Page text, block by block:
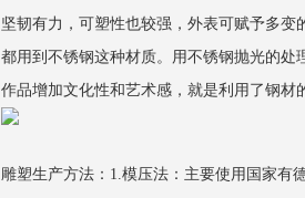
坚韧有力，可塑性也较强，外表可赋予多
都用到不锈钢这种材质。用不锈钢抛光的
作品增加文化性和艺术感，就是利用了钢材
雕塑生产方法：1.模压法：主要使用国家有